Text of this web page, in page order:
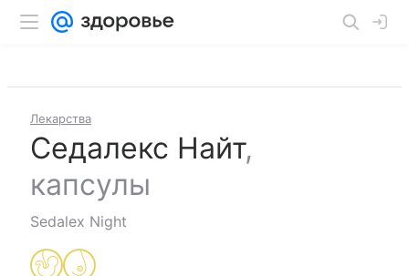
Лекарства
Седалекс Найт,
капсулы
Sedalex Night